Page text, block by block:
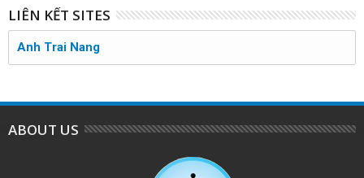
LIÊN KẾT SITES
Anh Trai Nang
ABOUT US